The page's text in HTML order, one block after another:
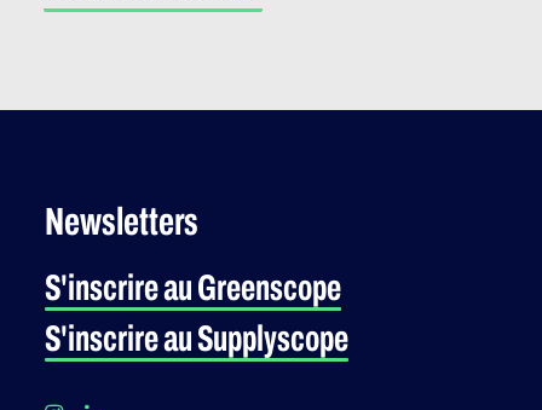
Newsletters
S'inscrire au Greenscope
S'inscrire au Supplyscope